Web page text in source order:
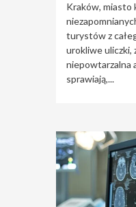
Kraków, miasto
turystów z
urokliwe uliczki,
niepowtarzalna
sprawiają,...